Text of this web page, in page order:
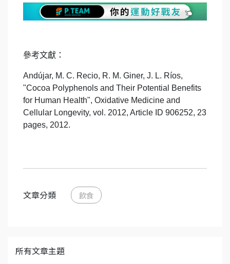
參考文獻：
Andújar, M. C. Recio, R. M. Giner, J. L. Ríos,
"Cocoa Polyphenols and Their Potential Benefits
for Human Health", Oxidative Medicine and
Cellular Longevity, vol. 2012, Article ID 906252, 23
pages, 2012.
文章分類 飲食
所有文章主題